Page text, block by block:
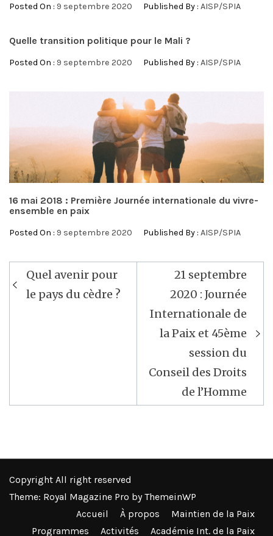
Posted On : 9 septembre 2020 Published By : AISP/SPIA
Quelle transition politique pour le Mali ?
Posted On : 9 septembre 2020 Published By : AISP/SPIA
16 mai 2018 : Première Journée internationale du vivre-
ensemble en paix
Posted On : 9 septembre 2020 Published By : AISP/SPIA
Navigation
de
l’article
Quel avenir pour
le pays du cèdre ?
21 septembre
2020 : Journée
Internationale de
la Paix et 45ème
session du
Conseil des Droits
de l’Homme
Copyright All right reserved
Theme: Royal Magazine Pro byThemeinWP
Accueil
À propos
Maintien de la Paix
Programmes
Activités Académie Int. de la Paix